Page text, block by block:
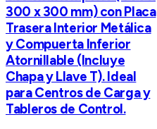
300 x 300 mm) con Placa
Trasera Interior Metálica
y Compuerta Inferior
Atornillable (Incluye
Chapa y Llave T). Ideal
para Centros de Carga y
Tableros de Control.